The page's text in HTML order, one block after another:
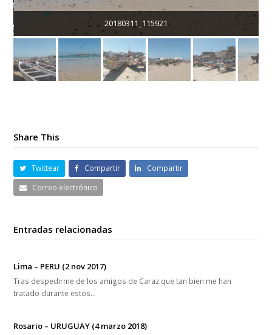
20180311_115921
Share This
Twittear Compartir
Compartir
Correo electrónico
Entradas relacionadas
Lima – PERU (2 nov 2017)
Tras despedirme de los amigos de Caraz que tan bien me han
tratado durante estos…
Rosario – URUGUAY (4 marzo 2018)